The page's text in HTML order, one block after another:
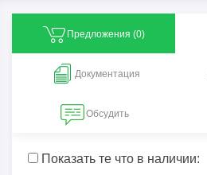
Предложения (0)
Документация
Обсудить
Показать те что в наличии: